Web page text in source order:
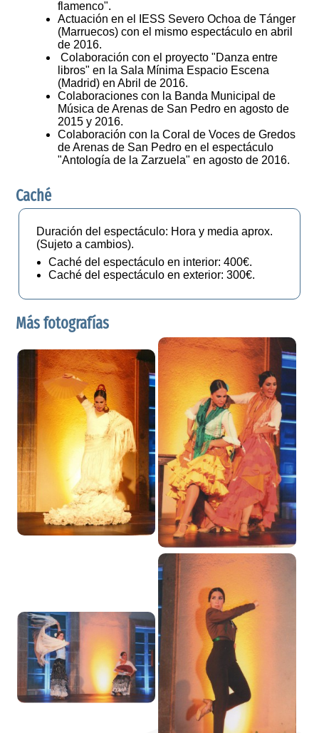
flamenco".
Actuación en el IESS Severo Ochoa de Tánger
(Marruecos) con el mismo espectáculo en abril
de 2016.
Colaboración con el proyecto "Danza entre
libros" en la Sala Mínima Espacio Escena
(Madrid) en Abril de 2016.
Colaboraciones con la Banda Municipal de
Música de Arenas de San Pedro en agosto de
2015 y 2016.
Colaboración con la Coral de Voces de Gredos
de Arenas de San Pedro en el espectáculo
"Antología de la Zarzuela" en agosto de 2016.
Caché
Duración del espectáculo: Hora y media aprox.
(Sujeto a cambios).
Caché del espectáculo en interior: 400€.
Caché del espectáculo en exterior: 300€.
Más fotografías